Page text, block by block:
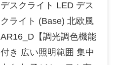
デスクライト LED デス
クライト (Base) 北欧風
AR16_D【調光調色機能
付き 広い照明範囲 集中